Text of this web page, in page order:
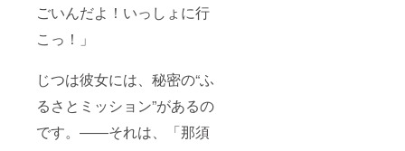
ごいんだよ！いっしょに行
こっ！」
じつは彼女には、秘密の“ふ
るさとミッション”があるの
です。――それは、「那須